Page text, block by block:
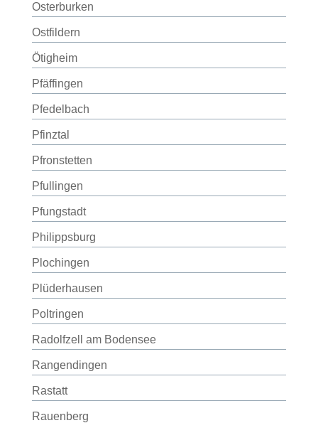
Osterburken
Ostfildern
Ötigheim
Pfäffingen
Pfedelbach
Pfinztal
Pfronstetten
Pfullingen
Pfungstadt
Philippsburg
Plochingen
Plüderhausen
Poltringen
Radolfzell am Bodensee
Rangendingen
Rastatt
Rauenberg